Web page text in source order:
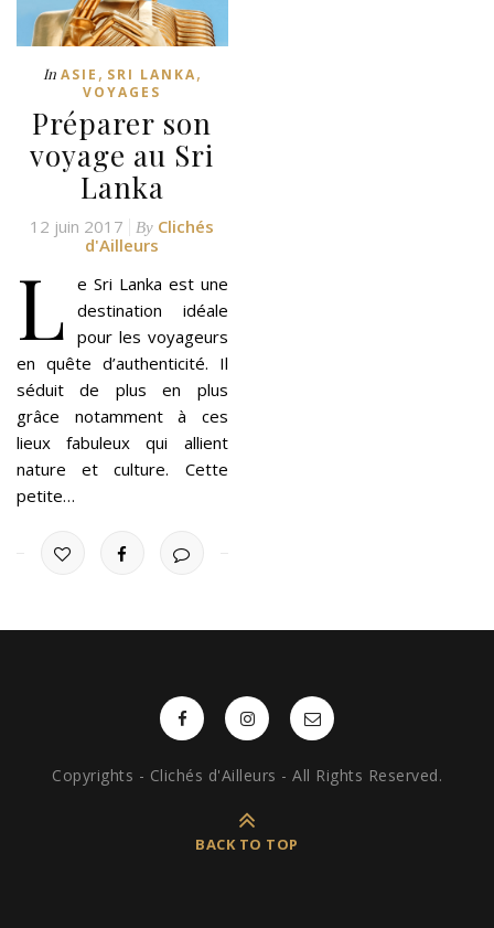
In ASIE , SRI LANKA,
VOYAGES
Préparer son
voyage au Sri
Lanka
12 juin 2017 By Clichés
d'Ailleurs
L e Sri Lanka est une
destination idéale
pour les voyageurs
en quête d’authenticité. Il
séduit de plus en plus
grâce notamment à ces
lieux fabuleux qui allient
nature et culture. Cette
petite…
Copyrights - Clichés d'Ailleurs - All Rights Reserved.
BACK TO TOP